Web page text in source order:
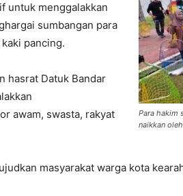
Para hakim
naikkan
untuk menggalakkan
sumbangan para
pancing.
hasrat Datuk Bandar
awam, swasta, rakyat
masyarakat warga kota